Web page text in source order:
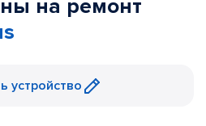
на ремонт
устройство